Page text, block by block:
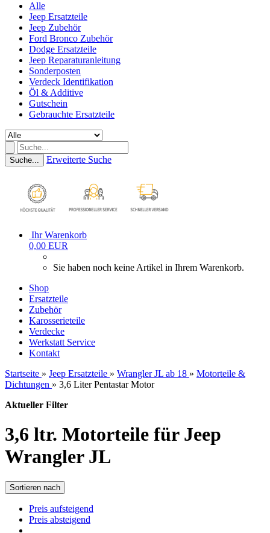
Alle
Jeep Ersatzteile
Jeep Zubehör
Ford Bronco Zubehör
Dodge Ersatzteile
Jeep Reparaturanleitung
Sonderposten
Verdeck Identifikation
Öl & Additive
Gutschein
Gebrauchte Ersatzteile
Suche... Erweiterte Suche
Ihr Warenkorb
0,00 EUR
Sie haben noch keine Artikel in Ihrem Warenkorb.
Shop
Ersatzteile
Zubehör
Karosserieteile
Verdecke
Werkstatt Service
Kontakt
Startseite » Jeep Ersatzteile » Wrangler JL ab 18 » Motorteile &
Dichtungen » 3,6 Liter Pentastar Motor
Aktueller Filter
3,6 ltr. Motorteile für Jeep
Wrangler JL
Sortieren nach
Preis aufsteigend
Preis absteigend